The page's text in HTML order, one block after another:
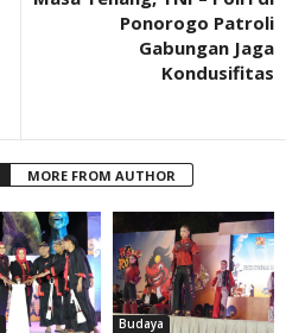
Ponorogo Patroli
Gabungan Jaga
Kondusifitas
MORE FROM AUTHOR
Budaya